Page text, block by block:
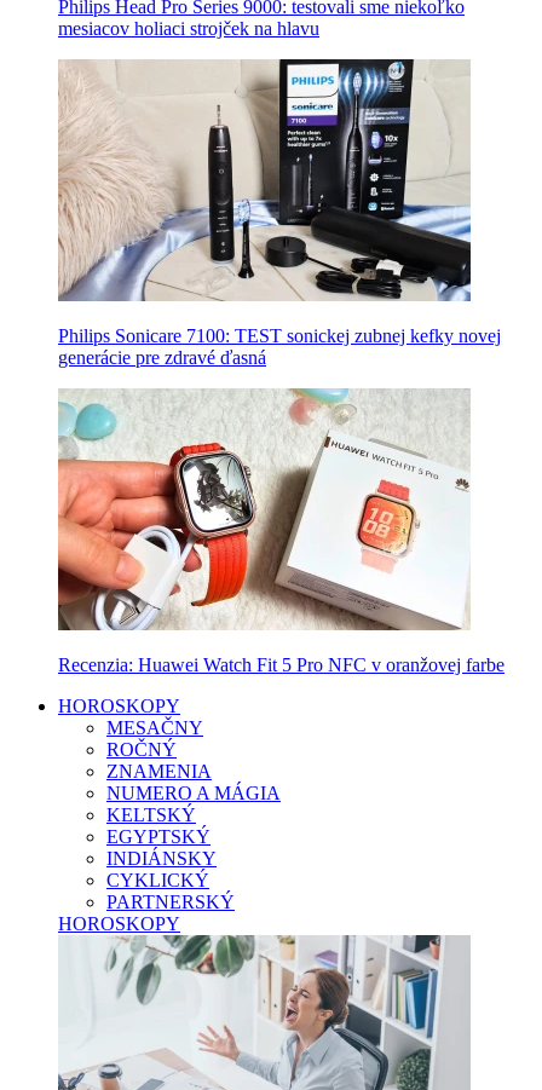
Philips Head Pro Series 9000: testovali sme niekoľko
mesiacov holiaci strojček na hlavu
Philips Sonicare 7100: TEST sonickej zubnej kefky novej
generácie pre zdravé ďasná
Recenzia: Huawei Watch Fit 5 Pro NFC v oranžovej farbe
HOROSKOPY
MESAČNY
ROČNÝ
ZNAMENIA
NUMERO A MÁGIA
KELTSKÝ
EGYPTSKÝ
INDIÁNSKY
CYKLICKÝ
PARTNERSKÝ
HOROSKOPY